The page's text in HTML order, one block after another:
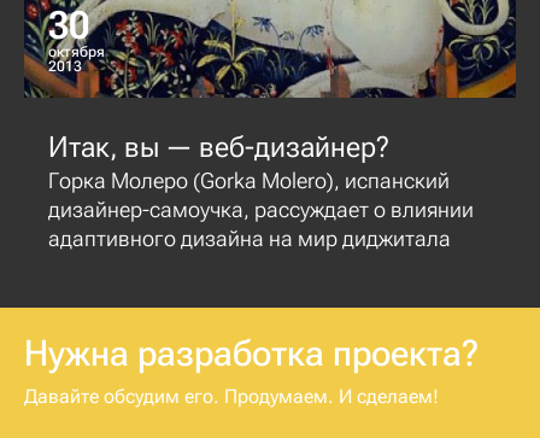
30
октября
2013
Итак, вы — веб-дизайнер?
Горка Молеро (Gorka Molero), испанский
дизайнер-самоучка, рассуждает о влиянии
адаптивного дизайна на мир диджитала
Нужна разработка проекта?
Давайте обсудим его. Продумаем. И сделаем!